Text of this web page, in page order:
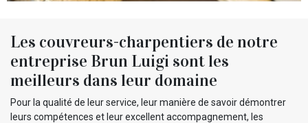
Les couvreurs-charpentiers de notre
entreprise Brun Luigi sont les
meilleurs dans leur domaine
Pour la qualité de leur service, leur manière de savoir démontrer
leurs compétences et leur excellent accompagnement, les